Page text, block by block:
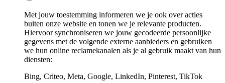
Met jouw toestemming informeren we je ook over acties
buiten onze website en tonen we je relevante producten.
Hiervoor synchroniseren we jouw gecodeerde persoonlijke
gegevens met de volgende externe aanbieders en gebruiken
we hun online reclamekanalen als je al gebruik maakt van hun
diensten:
Bing, Criteo, Meta, Google, LinkedIn, Pinterest, TikTok